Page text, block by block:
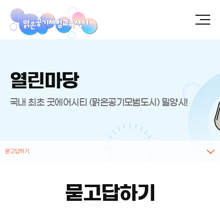
열린마당
국내 최초 굿에어시티 (맑은공기모범도시) 밀양시!
묻고답하기
묻고답하기